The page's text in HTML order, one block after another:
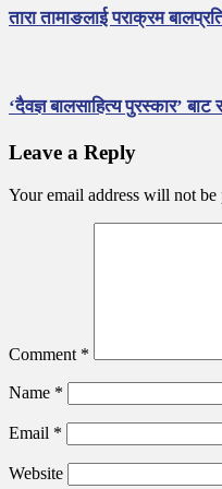
तारा तामाङलाई पराक्रम
‘दैवज्ञ बालसाहित्य पुरस्कार’
Leave a Reply
Your email address will not be
Comment *
Name *
Email *
Website